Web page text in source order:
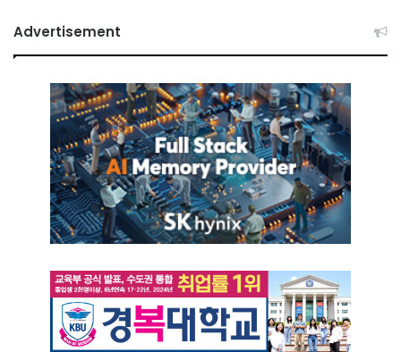
Advertisement